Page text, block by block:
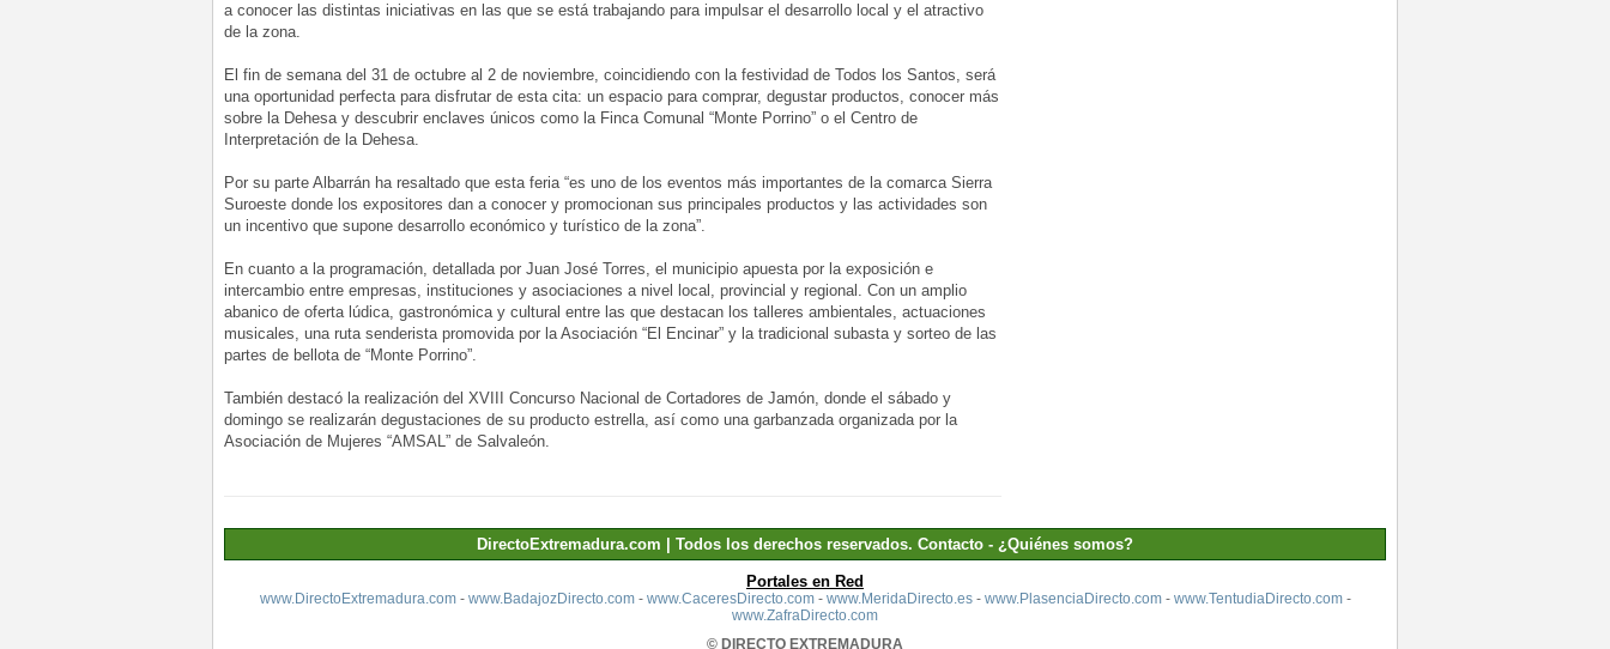
a conocer las distintas iniciativas en las que se está trabajando para impulsar el desarrollo local y el atractivo
de la zona.
El fin de semana del 31 de octubre al 2 de noviembre, coincidiendo con la festividad de Todos los Santos, será
una oportunidad perfecta para disfrutar de esta cita: un espacio para comprar, degustar productos, conocer más
sobre la Dehesa y descubrir enclaves únicos como la Finca Comunal “Monte Porrino” o el Centro de
Interpretación de la Dehesa.
Por su parte Albarrán ha resaltado que esta feria “es uno de los eventos más importantes de la comarca Sierra
Suroeste donde los expositores dan a conocer y promocionan sus principales productos y las actividades son
un incentivo que supone desarrollo económico y turístico de la zona”.
En cuanto a la programación, detallada por Juan José Torres, el municipio apuesta por la exposición e
intercambio entre empresas, instituciones y asociaciones a nivel local, provincial y regional. Con un amplio
abanico de oferta lúdica, gastronómica y cultural entre las que destacan los talleres ambientales, actuaciones
musicales, una ruta senderista promovida por la Asociación “El Encinar” y la tradicional subasta y sorteo de las
partes de bellota de “Monte Porrino”.
También destacó la realización del XVIII Concurso Nacional de Cortadores de Jamón, donde el sábado y
domingo se realizarán degustaciones de su producto estrella, así como una garbanzada organizada por la
Asociación de Mujeres “AMSAL” de Salvaleón.
DirectoExtremadura.com | Todos los derechos reservados. Contacto - ¿Quiénes somos?
Portales en Red
www.DirectoExtremadura.com- www.BadajozDirecto.com- www.CaceresDirecto.com- www.MeridaDirecto.es- www.PlasenciaDirecto.com- www.TentudiaDirecto.com-
www.ZafraDirecto.com
© DIRECTO EXTREMADURA